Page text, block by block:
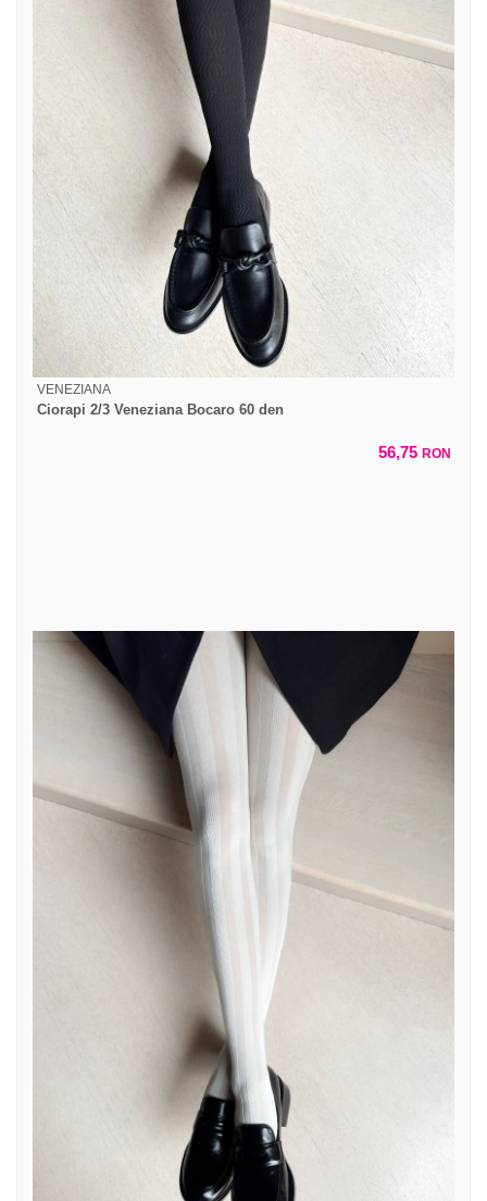
VENEZIANA
Ciorapi 2/3 Veneziana Bocaro 60 den
56,75 RON